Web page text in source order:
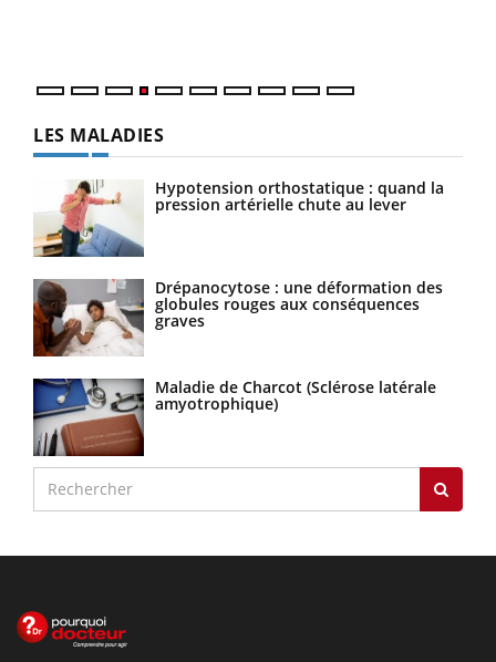
LES MALADIES
Hypotension orthostatique : quand la
pression artérielle chute au lever
Drépanocytose : une déformation des
globules rouges aux conséquences
graves
Maladie de Charcot (Sclérose latérale
amyotrophique)